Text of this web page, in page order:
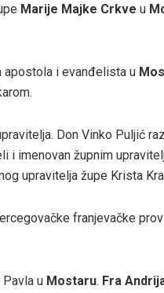
Marije Majke Crkve u
apostola i evanđelista u
Don Vinko Puljić
i imenovan župnim
upravitelja župe Krista
franjevačke
u Mostaru. Fra